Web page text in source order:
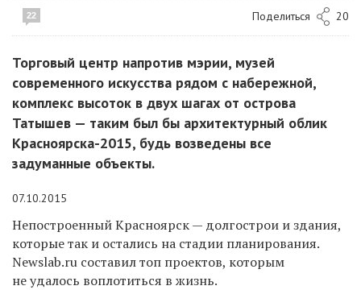
22 Поделиться 20
Торговый центр напротив мэрии, музей
современного искусства рядом с набережной,
комплекс высоток в двух шагах от острова
Татышев — таким был бы архитектурный облик
Красноярска-2015, будь возведены все
задуманные объекты.
07.10.2015
Непостроенный Красноярск — долгострои и здания,
которые так и остались на стадии планирования.
Newslab.ru составил топ проектов, которым
не удалось воплотиться в жизнь.